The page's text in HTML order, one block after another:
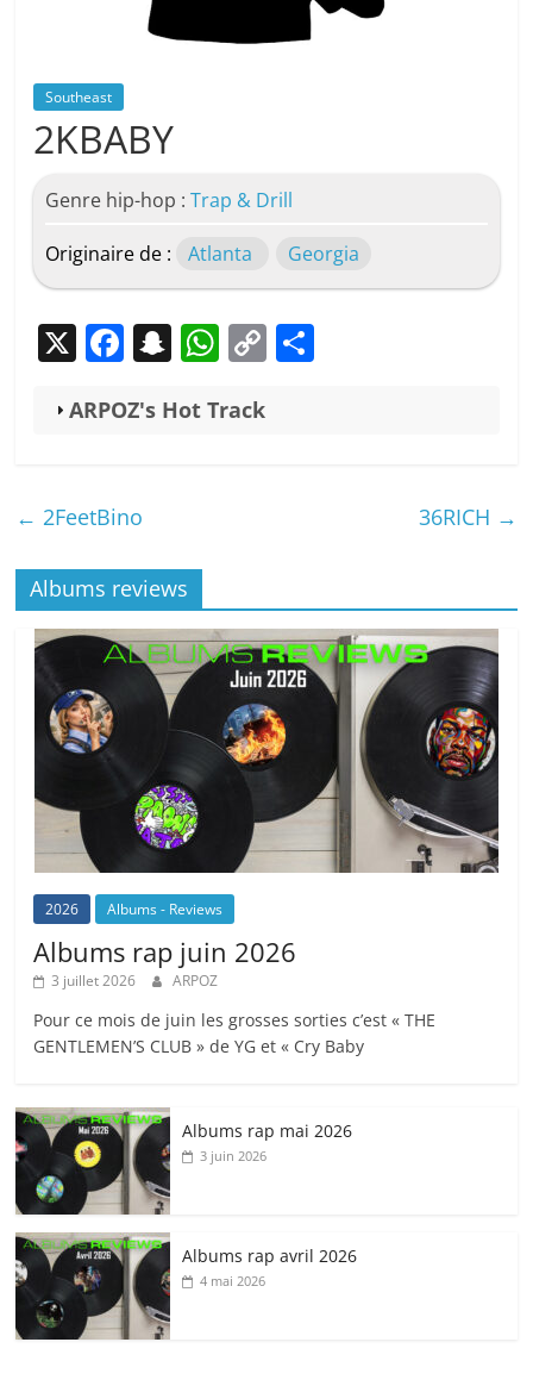
Southeast
2KBABY
Genre hip-hop :Trap & Drill
Originaire de : Atlanta Georgia
X F
c
o
o
k
S
a
at
W
at
C
ARPOZ's Hot Track
← 2FeetBino 36RICH →
Albums reviews
2026 Albums - Reviews
Albums rap juin 2026
3 juillet 2026 ARPOZ
Pour ce mois de juin les grosses sorties c’est « THE
GENTLEMEN’S CLUB » de YG et « Cry Baby
Albums rap mai 2026
3 juin 2026
Albums rap avril 2026
4 mai 2026